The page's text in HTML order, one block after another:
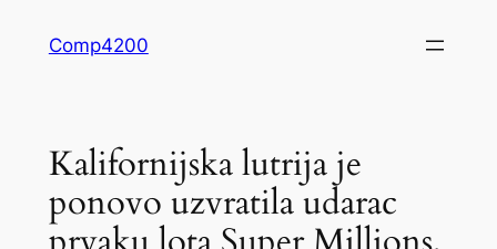
Comp4200
Kalifornijska lutrija je
ponovo uzvratila udarac